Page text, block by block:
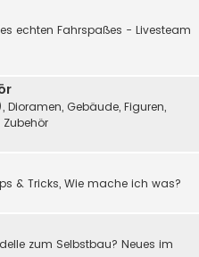
echten Fahrspaßes - Livesteam
Gebäude, Figuren,
Zubehör
& Tricks, Wie mache ich was?
zum Selbstbau? Neues im